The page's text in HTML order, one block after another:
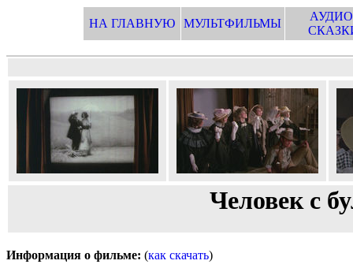
НА ГЛАВНУЮ МУЛЬТФИЛЬМЫ
Человек с
Информация о фильме: (как скачать)